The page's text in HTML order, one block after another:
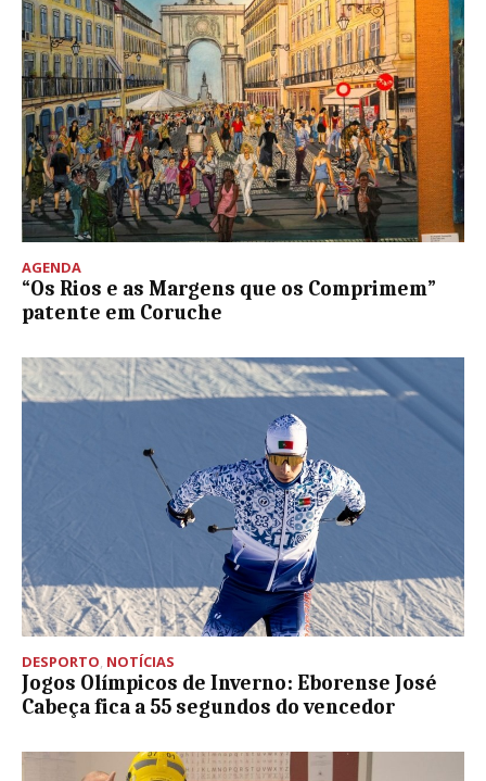
AGENDA
“Os Rios e as Margens que os Comprimem”
patente em Coruche
DESPORTO, NOTÍCIAS
Jogos Olímpicos de Inverno: Eborense José
Cabeça fica a 55 segundos do vencedor